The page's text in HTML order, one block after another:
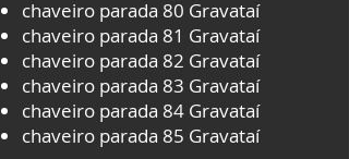
chaveiro parada 80 Gravataí
chaveiro parada 81 Gravataí
chaveiro parada 82 Gravataí
chaveiro parada 83 Gravataí
chaveiro parada 84 Gravataí
chaveiro parada 85 Gravataí